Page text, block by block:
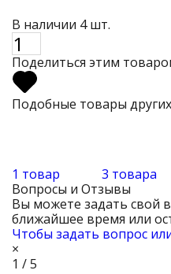
В наличии 4 шт.
Поделиться этим
Подобные товары
1 товар 3 товара
Вопросы и Отзывы
Вы можете задать свой
ближайшее время или
Чтобы задать вопрос
×
1 / 5